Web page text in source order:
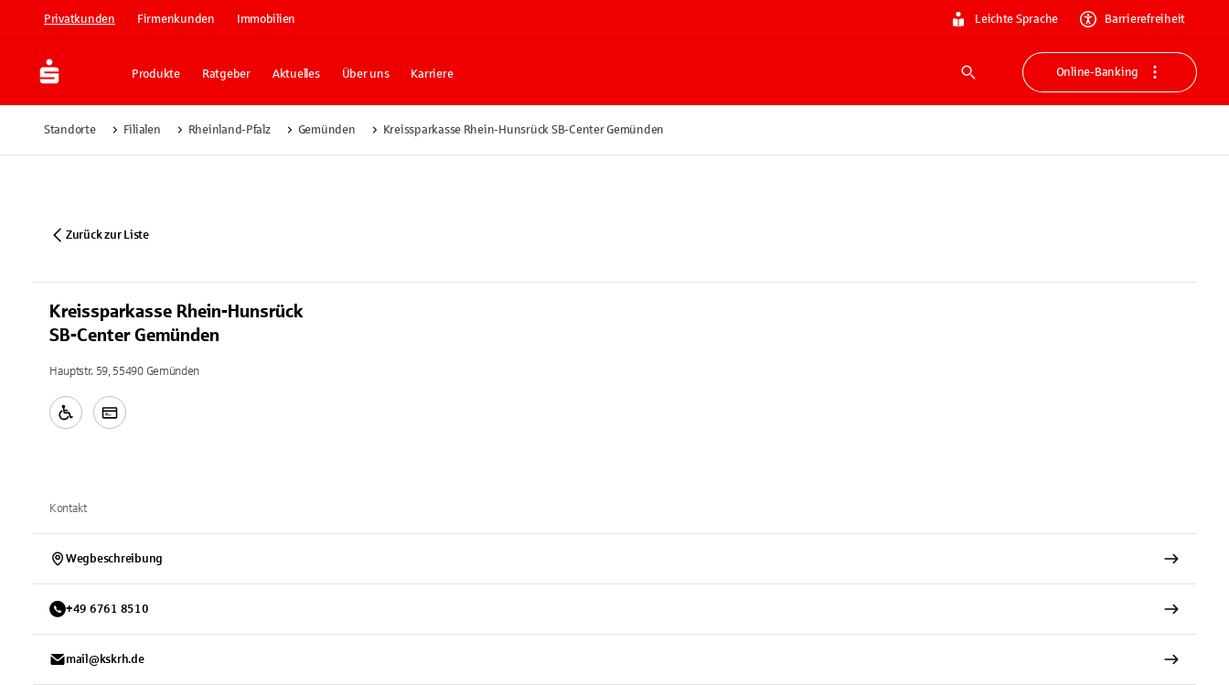
Privatkunden Firmenkunden Immobilien Leichte Sprache Barrierefreiheit
Produkte Ratgeber Aktuelles Über uns Karriere
Suche
Online-Banking
Standorte Filialen Rheinland-Pfalz Gemünden Kreissparkasse Rhein-Hunsrück SB-Center Gemünden
Zurück zur Liste
Kreissparkasse Rhein-Hunsrück
SB-Center Gemünden
Hauptstr. 59, 55490 Gemünden
Kontakt
Wegbeschreibung
+49 6761 8510
mail@kskrh.de